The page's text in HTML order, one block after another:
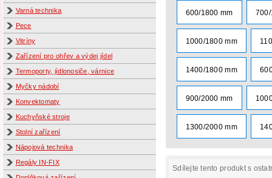
Varná technika
Pece
Vitríny
Zařízení pro ohřev a výdej jídel
Termoporty, jídlonosiče, várnice
Myčky nádobí
Konvektomaty
Kuchyňské stroje
Stolní zařízení
Nápojová technika
Regály IN-FIX
600/1800 mm
1000/1800 mm
1400/1800 mm
900/2000 mm
1300/2000 mm
Sdílejte tento produkt s